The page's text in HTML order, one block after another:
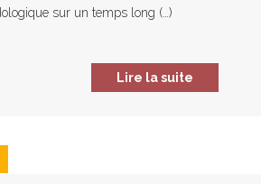
sur un temps long (…)
Lire la suite